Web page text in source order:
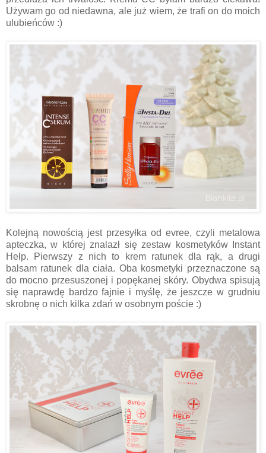
Używam go od niedawna, ale już wiem, że trafi on do moich
ulubieńców :)
Kolejną nowością jest przesyłka od evree, czyli metalowa
apteczka, w której znalazł się zestaw kosmetyków Instant
Help. Pierwszy z nich to krem ratunek dla rąk, a drugi
balsam ratunek dla ciała. Oba kosmetyki przeznaczone są
do mocno przesuszonej i popękanej skóry. Obydwa spisują
się naprawdę bardzo fajnie i myślę, że jeszcze w grudniu
skrobnę o nich kilka zdań w osobnym poście :)